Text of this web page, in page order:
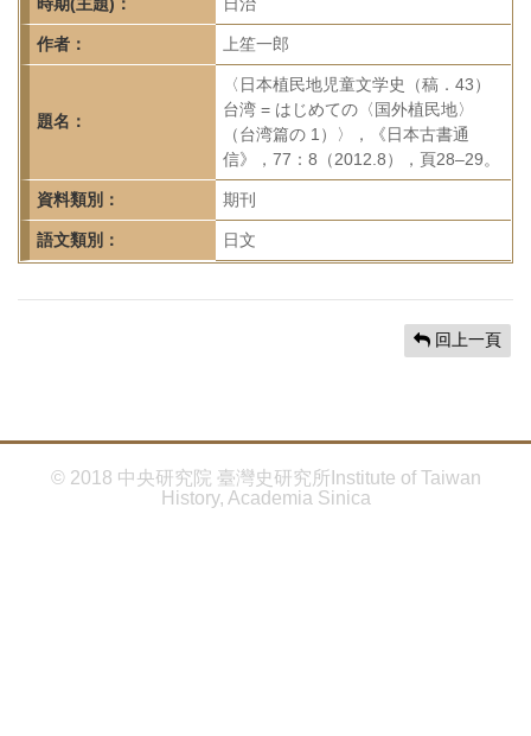
史
研
究
首
頁
作者： 上笙一郎
題名：
〈日本植民地児童文学史（稿．43）
台湾 = はじめての〈国外植民地〉
（台湾篇の 1）〉，《日本古書通
信》，77：8（2012.8），頁28–29。
資料類別： 期刊
語文類別： 日文
回上一頁
© 2018 中央研究院 臺灣史研究所Institute of Taiwan
History, Academia Sinica